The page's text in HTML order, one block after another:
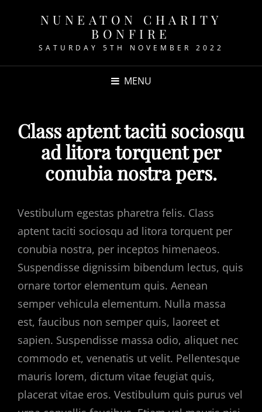
NUNEATON CHARITY
BONFIRE
SATURDAY 5TH NOVEMBER 2022
MENU
Class aptent taciti sociosqu
ad litora torquent per
conubia nostra pers.
Vestibulum egestas pharetra felis. Class
aptent taciti sociosqu ad litora torquent per
conubia nostra, per inceptos himenaeos.
Suspendisse dignissim bibendum lectus, quis
ornare tortor elementum quis. Aenean
semper vehicula elementum. Nulla massa
est, faucibus non semper quis, laoreet et
sapien. Suspendisse massa odio, aliquet nec
commodo et, venenatis ut velit. Pellentesque
mauris lorem, dictum vitae feugiat quis,
placerat vitae eros. Vestibulum quis purus vel